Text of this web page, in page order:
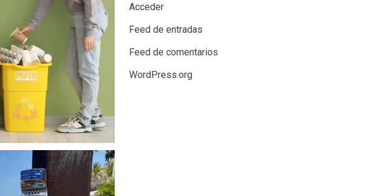
Acceder
Feed de entradas
Feed de comentarios
WordPress.org